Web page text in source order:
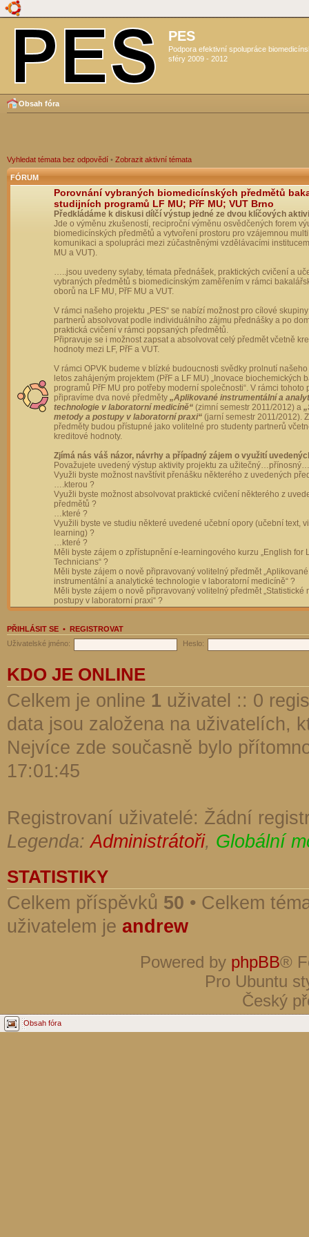
PES
Podpora efektivní spolupráce
sféry 2009 - 2012
Obsah fóra
Vyhledat témata bez odpovědí • Zobrazit aktivní témata
FÓRUM
Porovnání vybraných biomedicínských předmětů
studijních programů LF MU; PřF MU; VUT Brno
Předkládáme k diskusi dílčí výstup jedné ze dvou klíčových
Jde o výměnu zkušeností, reciproční výměnu osvědčených forem
biomedicínských předmětů a vytvoření prostoru pro vzájemnou
komunikaci a spolupráci mezi zúčastněnými vzdělávacími
MU a VUT).
…..jsou uvedeny sylaby, témata přednášek, praktických cvičení a
vybraných předmětů s biomedicínským zaměřením v rámci
oborů na LF MU, PřF MU a VUT.
V rámci našeho projektu „PES“ se nabízí možnost pro cílové
partnerů absolvovat podle individuálního zájmu přednášky a po
praktická cvičení v rámci popsaných předmětů.
Připravuje se i možnost zapsat a absolvovat celý předmět včetně
hodnoty mezi LF, PřF a VUT.
V rámci OPVK budeme v blízké budoucnosti svědky prolnutí
letos zahájeným projektem (PřF a LF MU) „Inovace biochemických
programů PřF MU pro potřeby moderní společnosti“. V rámci tohoto
připravíme dva nové předměty „Aplikované instrumentální a
technologie v laboratorní medicíně“ (zimní semestr 2011/2012) a
metody a postupy v laboratorní praxi“ (jarní semestr 2011/2012).
předměty budou přístupné jako volitelné pro studenty partnerů
kreditové hodnoty.
Zjímá nás váš názor, návrhy a případný zájem o využití
Považujete uvedený výstup aktivity projektu za
Využli byste možnost navštívit přenášku některého z uvedených
….kterou ?
Využli byste možnost absolvovat praktické cvičení některého z
předmětů ?
…které ?
Využili byste ve studiu některé uvedené učební opory (učební text,
learning) ?
…které ?
Měli byste zájem o zpřístupnění e-learningového kurzu „English for
Technicians“ ?
Měli byste zájem o nově připravovaný volitelný předmět „Aplikované
instrumentální a analytické technologie v laboratorní medicíně“ ?
Měli byste zájem o nově připravovaný volitelný předmět „Statistické
postupy v laboratorní praxi“ ?
PŘIHLÁSIT SE • REGISTROVAT
Uživatelské jméno:
Heslo:
KDO JE ONLINE
Celkem je online 1 uživatel :: 0
data jsou založena na uživatelích,
Nejvíce zde současně bylo
17:01:45
Registrovaní uživatelé: Žádní
Legenda:Administrátoři, Globální
STATISTIKY
Celkem příspěvků 50 • Celkem
uživatelem je andrew
Powered by phpBB®
Pro Ubuntu
Český
Obsah fóra